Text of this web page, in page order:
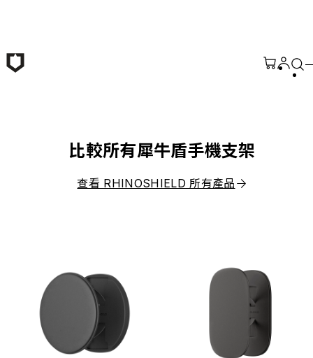
比較所有犀牛盾手機支架
查看 RHINOSHIELD 所有產品